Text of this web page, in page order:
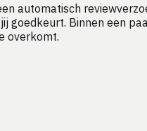
automatisch
Binnen een
overkomt.